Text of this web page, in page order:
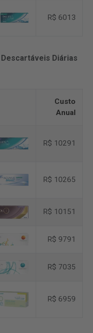
R$ 6013
Diárias
Custo
Anual
R$ 10291
R$ 10265
R$ 10151
R$ 9791
R$ 7035
R$ 6959